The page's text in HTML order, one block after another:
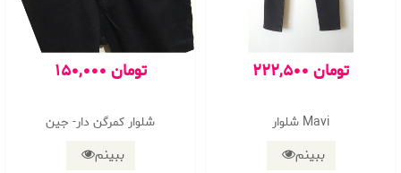
222,500 تومان
شلوار Mavi
ببینم
150,000 تومان
شلوار كمرگن دار- جين
ببینم